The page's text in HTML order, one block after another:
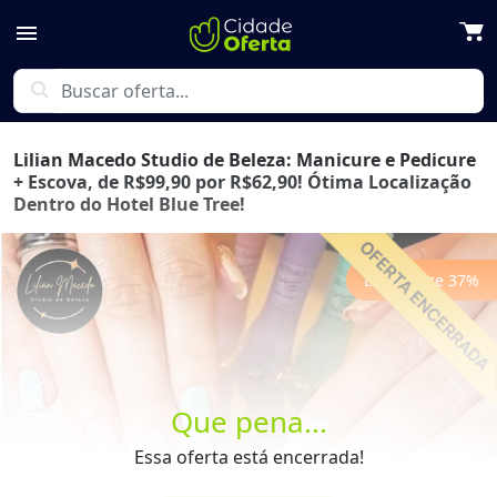
menu
search
Que pena...
Essa oferta está encerrada!
Lilian Macedo Studio de Beleza: Manicure e Pedicure
+ Escova, de R$99,90 por R$62,90! Ótima Localização
Dentro do Hotel Blue Tree!
Economize 37%